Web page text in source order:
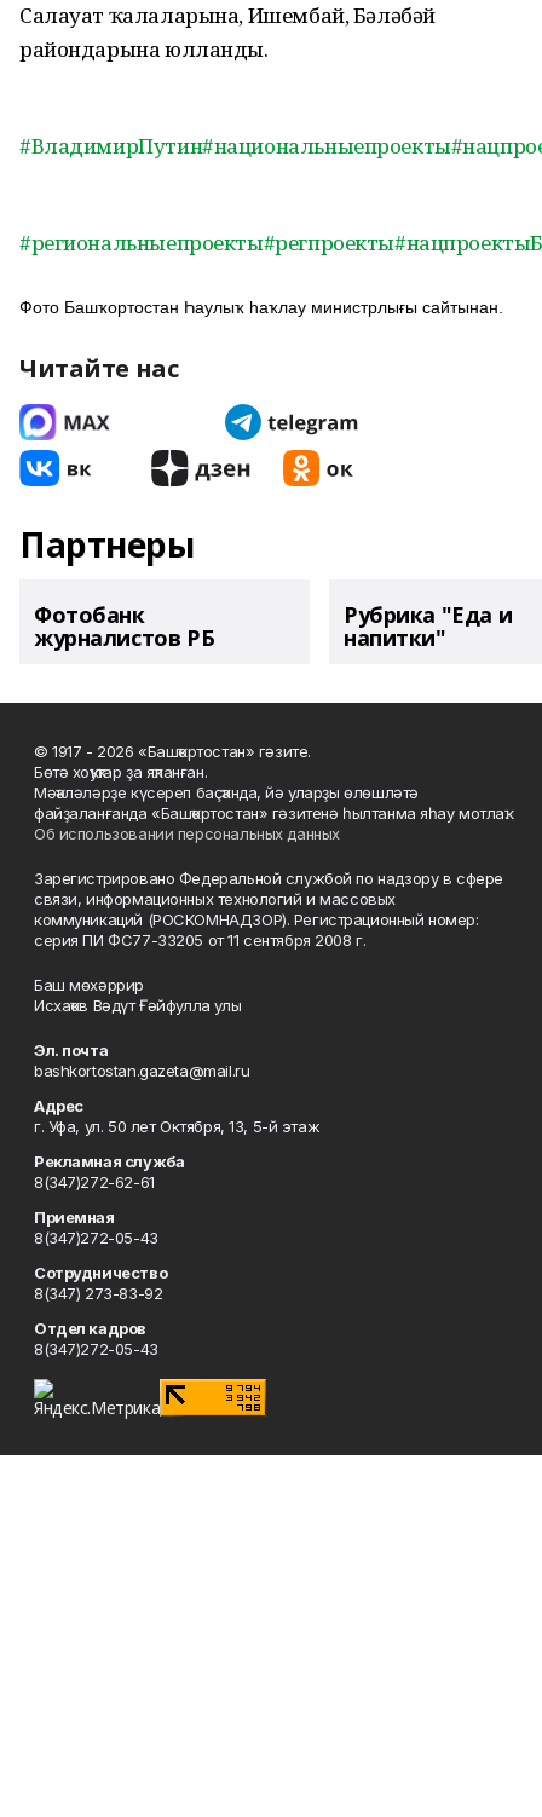
Салауат ҡалаларына, Ишембай, Бәләбәй
райондарына юлланды.
#ВладимирПутин#национальныепроекты
#региональныепроекты#регпроекты
Фото Башҡортостан Һаулыҡ һаҡлау министрлығы сайтынан.
Читайте нас
Партнеры
Фотобанк
журналистов РБ
Рубрика "Еда и
напитки"
© 1917 - 2026 «Башҡортостан» гәзите.
Бөтә хоҡуҡтар ҙа яҡланған.
Мәҡәләләрҙе күсереп баҫҡанда, йә уларҙы өлөшләтә
файҙаланғанда «Башҡортостан» гәзитенә һылтанма яһау мотлаҡ.
Об использовании персональных данных
Зарегистрировано Федеральной службой по надзору в сфере
связи, информационных технологий и массовых
коммуникаций (РОСКОМНАДЗОР). Регистрационный номер:
серия ПИ ФС77-33205 от 11 сентября 2008 г.
Баш мөхәррир
Исхаҡов Вәдүт Ғәйфулла улы
Эл. почта
bashkortostan.gazeta@mail.ru
Адрес
г. Уфа, ул. 50 лет Октября, 13, 5-й этаж
Рекламная служба
8(347)272-62-61
Приемная
8(347)272-05-43
Сотрудничество
8(347) 273-83-92
Отдел кадров
8(347)272-05-43